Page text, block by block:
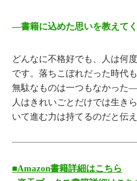
―書籍に込めた思いを教えてく
どんなに不格好でも、人は何
です。落ちこぼれだった時代
無駄なものは一つもなかった
人はきれいごとだけでは生き
いて進む力は持てるのだと伝
■Amazon書籍詳細はこちら